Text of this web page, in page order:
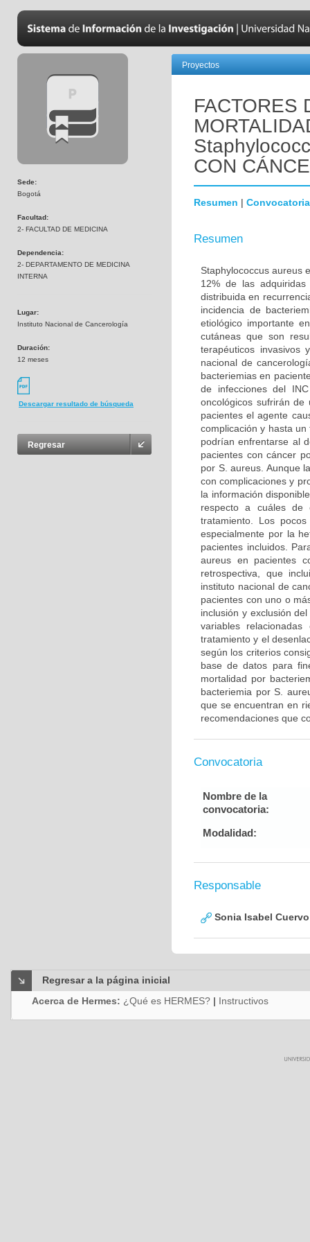
Sede:
Bogotá
Facultad:
2- FACULTAD DE MEDICINA
Dependencia:
2- DEPARTAMENTO DE MEDICINA
INTERNA
Lugar:
Instituto Nacional de Cancerología
Duración:
12 meses
Descargar resultado de búsqueda
Regresar
Proyectos
FACTORES
CON
Resumen | Convocatoria
Resumen
Staphylococcus aureus
12% de las
distribuida en
incidencia de
etiológico importante
cutáneas que son
terapéuticos invasivos
nacional de
bacteriemias en
de infecciones del
oncológicos sufrirán
pacientes el agente
complicación y hasta
podrían enfrentarse al
pacientes con cáncer
por S. aureus. Aunque
con complicaciones y
la información
respecto a cuáles de
tratamiento. Los pocos
especialmente por la
pacientes incluidos.
aureus en pacientes
retrospectiva, que
instituto nacional de
pacientes con uno o
inclusión y exclusión
variables
tratamiento y el
según los criterios
base de datos para
mortalidad por
bacteriemia por S.
que se encuentran en
recomendaciones que
Convocatoria
Nombre de la
convocatoria:
Modalidad:
Responsable
Sonia Isabel
Regresar a la página inicial
Acerca de Hermes: ¿Qué es HERMES? | Instructivos